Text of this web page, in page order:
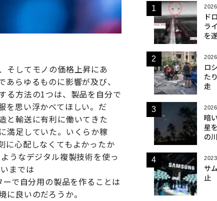
そしてモノの価格上昇にあ
らゆるものに影響が及び、
る方法の1つは、製品を自分で
を思い浮かべてほしい。だ
と輸送に有利に働いてきた
満足していた。いくらか稼
に心配しなくてもよかったか
うなデジタル複製技術を使っ
までは
で自分用の製品を作ることは
良いのだろうか。
ド
ラ
を
ロ
た
走
暗
星
の
サ
止